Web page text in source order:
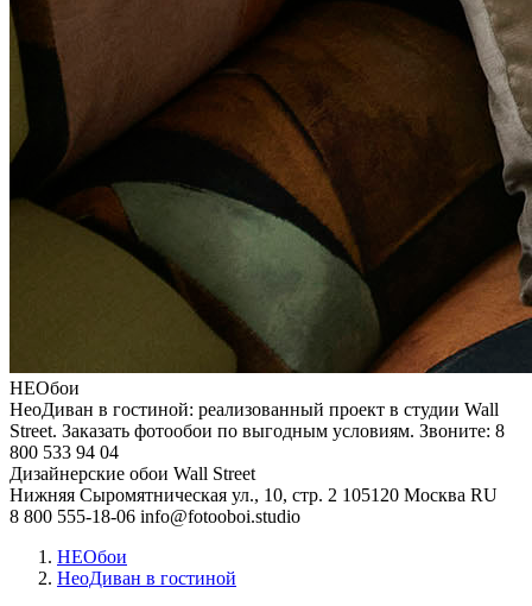
НЕОбои
НеоДиван в гостиной: реализованный проект в студии Wall
Street. Заказать фотообои по выгодным условиям. Звоните: 8
800 533 94 04
Дизайнерские обои Wall Street
Нижняя Сыромятническая ул., 10, стр. 2 105120 Москва RU
8 800 555-18-06 info@fotooboi.studio
НЕОбои
НеоДиван в гостиной